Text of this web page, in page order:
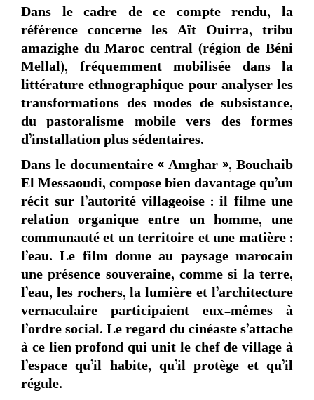
Dans le cadre de ce compte rendu, la
référence concerne les Aït Ouirra, tribu
amazighe du Maroc central (région de Béni
Mellal), fréquemment mobilisée dans la
littérature ethnographique pour analyser les
transformations des modes de subsistance,
du pastoralisme mobile vers des formes
d’installation plus sédentaires.
Dans le documentaire « Amghar », Bouchaib
El Messaoudi, compose bien davantage qu’un
récit sur l’autorité villageoise : il filme une
relation organique entre un homme, une
communauté et un territoire et une matière :
l’eau. Le film donne au paysage marocain
une présence souveraine, comme si la terre,
l’eau, les rochers, la lumière et l’architecture
vernaculaire participaient eux-mêmes à
l’ordre social. Le regard du cinéaste s’attache
à ce lien profond qui unit le chef de village à
l’espace qu’il habite, qu’il protège et qu’il
régule.